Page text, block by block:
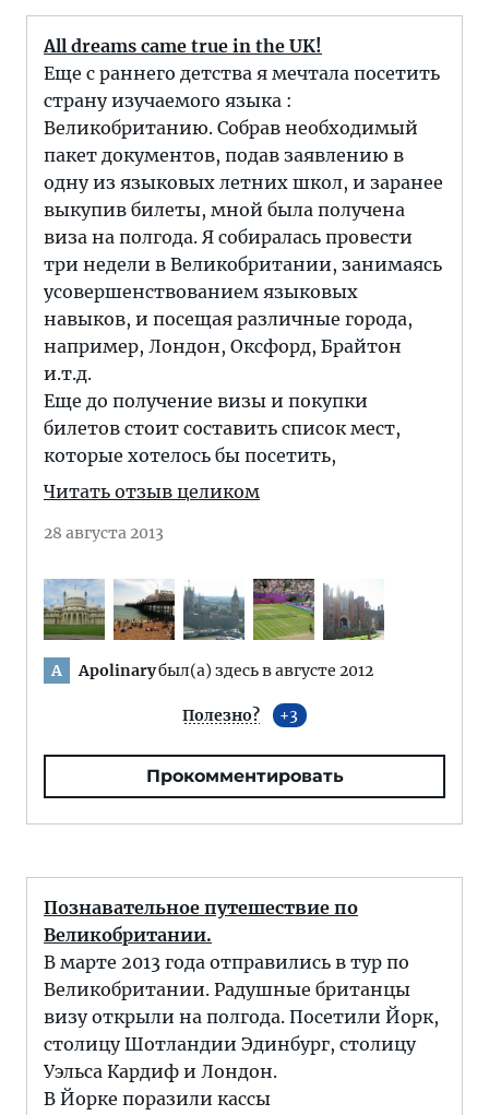
All dreams came true in the UK!
Еще с раннего детства я мечтала посетить
страну изучаемого языка :
Великобританию. Собрав необходимый
пакет документов, подав заявлению в
одну из языковых летних школ, и заранее
выкупив билеты, мной была получена
виза на полгода. Я собиралась провести
три недели в Великобритании, занимаясь
усовершенствованием языковых
навыков, и посещая различные города,
например, Лондон, Оксфорд, Брайтон
и.т.д.
Еще до получение визы и покупки
билетов стоит составить список мест,
которые хотелось бы посетить,
Читать отзыв целиком
28 августа 2013
A Apolinaryбыл(а) здесь в августе 2012
Полезно? 3
Прокомментировать
Познавательное путешествие по
Великобритании.
В марте 2013 года отправились в тур по
Великобритании. Радушные британцы
визу открыли на полгода. Посетили Йорк,
столицу Шотландии Эдинбург, столицу
Уэльса Кардиф и Лондон.
В Йорке поразили кассы